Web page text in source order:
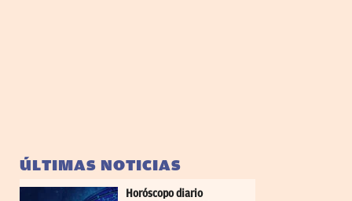
ÚLTIMAS NOTICIAS
Horóscopo diario